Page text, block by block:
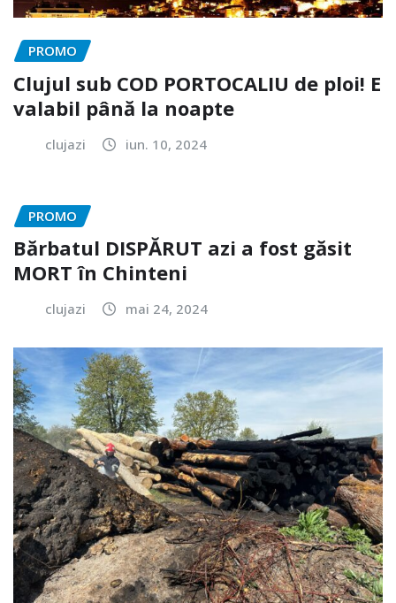
PROMO
Clujul sub COD PORTOCALIU de ploi! E
valabil până la noapte
clujazi iun. 10, 2024
PROMO
Bărbatul DISPĂRUT azi a fost găsit
MORT în Chinteni
clujazi mai 24, 2024